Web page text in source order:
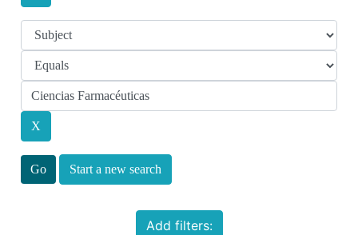
Start a new search
Add filters: